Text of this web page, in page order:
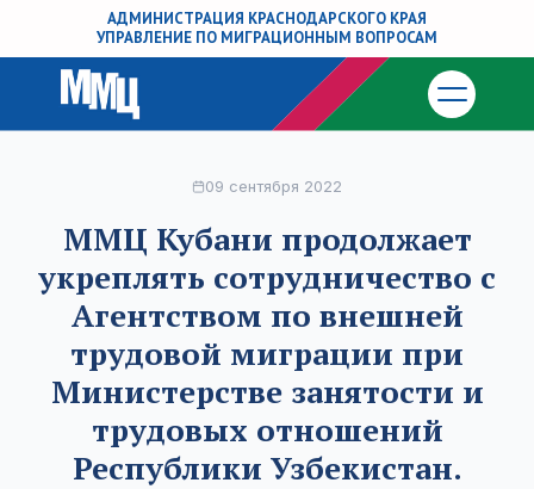
АДМИНИСТРАЦИЯ КРАСНОДАРСКОГО КРАЯ
УПРАВЛЕНИЕ ПО МИГРАЦИОННЫМ ВОПРОСАМ
09 сентября 2022
ММЦ Кубани продолжает
укреплять сотрудничество с
Агентством по внешней
трудовой миграции при
Министерстве занятости и
трудовых отношений
Республики Узбекистан.